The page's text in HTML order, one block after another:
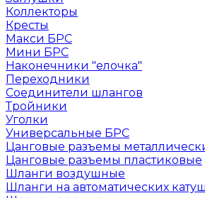
Коллекторы
Кресты
Макси БРС
Мини БРС
Наконечники "елочка"
Переходники
Соединители шлангов
Тройники
Уголки
Универсальные БРС
Цанговые разъемы
Цанговые разъемы пластиковые
Шланги воздушные
Шланги на автоматических